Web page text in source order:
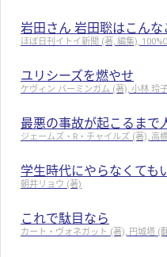
岩田さん 岩田聡はこんな
ほぼ日刊イトイ新聞 (著, 編集),
ユリシーズを燃やせ
ケヴィン バーミンガム (著), 小林 玲
最悪の事故が起こるまで
ジェームズ・R・チャイルズ (著), 高
学生時代にやらなくても
朝井リョウ (著)
これで駄目なら
カート・ヴォネガット (著), 円城塔 (